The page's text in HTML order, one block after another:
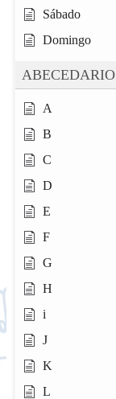
Sábado
Domingo
ABECEDARIO
A
B
C
D
E
F
G
H
i
J
K
L